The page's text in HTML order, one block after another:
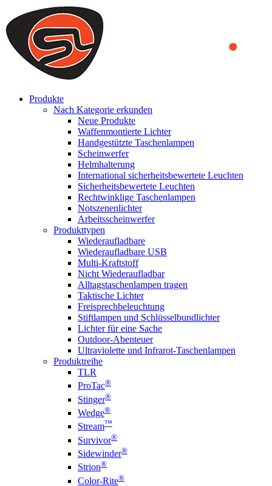
We use cookies to ensure that we provide you the best experience
on our website. By continuing to browse this website, you accept
that cookies are used to help us analyze how the website is used and
to offer you a better experience. To learn more or to find out how
you can disable cookies, you can access our
Produkte
Nach Kategorie erkunden
Neue Produkte
Waffenmontierte Lichter
Handgestützte Taschenlampen
Scheinwerfer
Helmhalterung
International sicherheitsbewertete Leuchten
Sicherheitsbewertete Leuchten
Rechtwinklige Taschenlampen
Notszenenlichter
Arbeitsscheinwerfer
Produkttypen
Wiederaufladbare
Wiederaufladbare USB
Multi-Kraftstoff
Nicht Wiederaufladbar
Alltagstaschenlampen tragen
Taktische Lichter
Freisprechbeleuchtung
Stiftlampen und Schlüsselbundlichter
Lichter für eine Sache
Outdoor-Abenteuer
Ultraviolette und Infrarot-Taschenlampen
Produktreihe
TLR
ProTac®
Stinger®
Wedge®
Stream™
Survivor®
Sidewinder®
Strion®
Color-Rite®